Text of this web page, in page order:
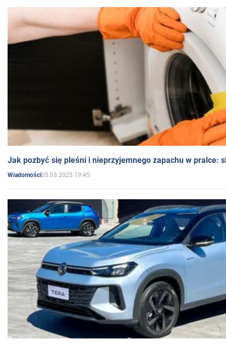
Jak pozbyć się pleśni i nieprzyjemnego zapachu w pralce:
Wiadomości05.03.2025 19:45